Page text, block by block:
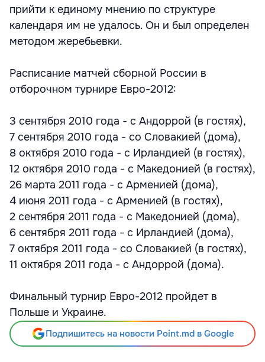
прийти к единому мнению по структуре
календаря им не удалось. Он и был определен
методом жеребьевки.
Расписание матчей сборной России в
отборочном турнире Евро-2012:
3 сентября 2010 года - с Андоррой (в гостях),
7 сентября 2010 года - со Словакией (дома),
8 октября 2010 года - с Ирландией (в гостях),
12 октября 2010 года - с Македонией (в гостях),
26 марта 2011 года - с Арменией (дома),
4 июня 2011 года - с Арменией (в гостях),
2 сентября 2011 года - с Македонией (дома),
6 сентября 2011 года - с Ирландией (дома),
7 октября 2011 года - со Словакией (в гостях),
11 октября 2011 года - с Андоррой (дома).
Финальный турнир Евро-2012 пройдет в
Польше и Украине.
Подпишитесь на новости Point.md в Google